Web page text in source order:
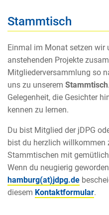
Stammtisch
Einmal im Monat setzen wir
anstehenden Projekte
Mitgliederversammlung so
uns zu unserem Stammtisch
Gelegenheit, die Gesichter
kennen zu lernen.
Du bist Mitglied der jDPG
bist du herzlich willkommen
Stammtischen mit
Wenn du neugierig
hamburg(at)jdpg.de
diesem Kontaktformular.